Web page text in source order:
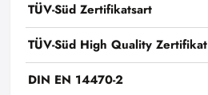
TÜV-Süd Zertifikatsart
TÜV-Süd High Quality Zertifikat
DIN EN 14470-2